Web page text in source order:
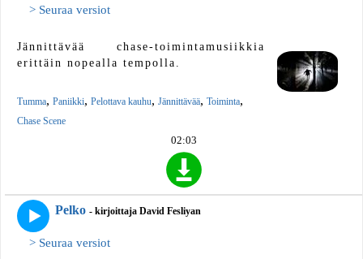
> Seuraa versiot
Jännittävää chase-toimintamusiikkia
erittäin nopealla tempolla.
Tumma, Paniikki, Pelottava kauhu, Jännittävää, Toiminta,
Chase Scene
02:03
Pelko - kirjoittaja David Fesliyan
> Seuraa versiot